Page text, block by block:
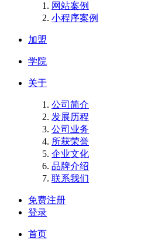
网站案例
小程序案例
加盟
学院
关于
公司简介
发展历程
公司业务
所获荣誉
企业文化
品牌介绍
联系我们
免费注册
登录
首页